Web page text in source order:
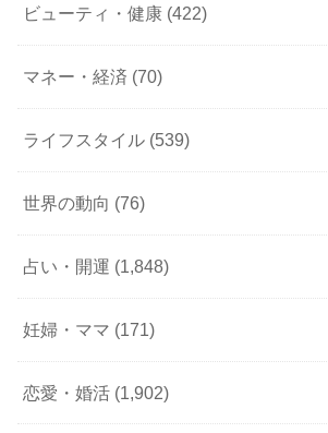
ビューティ・健康 (422)
マネー・経済 (70)
ライフスタイル (539)
世界の動向 (76)
占い・開運 (1,848)
妊婦・ママ (171)
恋愛・婚活 (1,902)